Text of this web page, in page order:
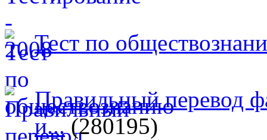
Тест по
Правильный перевод
и...(280195)